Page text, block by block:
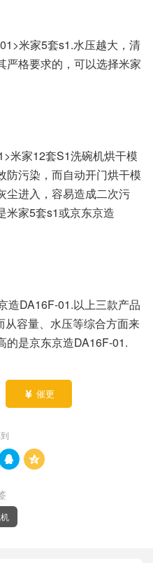
米家5套s1.水压越大，清
严格要求的，可以选择米家
米家12套S1洗碗机烘干模
防污染，而自动开门烘干模
尘进入，容易造成二次污
米家5套s1或京东京造
造DA16F-01.以上三款产品
从容量、水压等综合方面来
的是京东京造DA16F-01.
 催更
 